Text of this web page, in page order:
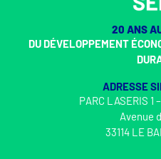
20 ANS
DU DÉVELOPPEMENT
ADRESSE
PARC LASERIS 1
Avenue
33114 LE